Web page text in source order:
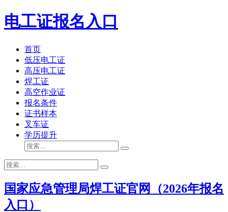
电工证报名入口
首页
低压电工证
高压电工证
焊工证
高空作业证
报名条件
证书样本
叉车证
学历提升
国家应急管理局焊工证官网（2026年报名
入口）